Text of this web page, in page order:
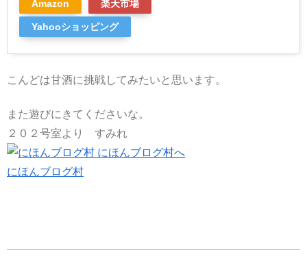
Amazon 楽天市場
Yahooショッピング
こんどは甘酒に挑戦してみたいと思います。
また遊びにきてくださいな。
２０２号室より すみれ
にほんブログ村